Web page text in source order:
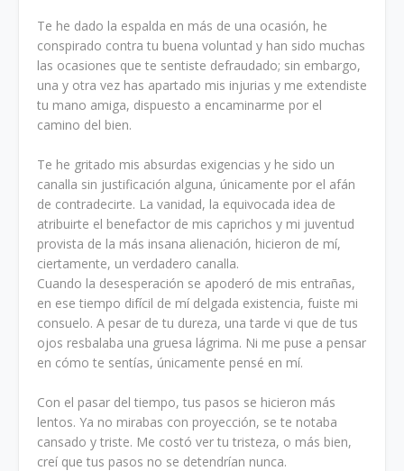
Te he dado la espalda en más de una ocasión, he
conspirado contra tu buena voluntad y han sido muchas
las ocasiones que te sentiste defraudado; sin embargo,
una y otra vez has apartado mis injurias y me extendiste
tu mano amiga, dispuesto a encaminarme por el
camino del bien.
Te he gritado mis absurdas exigencias y he sido un
canalla sin justificación alguna, únicamente por el afán
de contradecirte. La vanidad, la equivocada idea de
atribuirte el benefactor de mis caprichos y mi juventud
provista de la más insana alienación, hicieron de mí,
ciertamente, un verdadero canalla.
Cuando la desesperación se apoderó de mis entrañas,
en ese tiempo difícil de mí delgada existencia, fuiste mi
consuelo. A pesar de tu dureza, una tarde vi que de tus
ojos resbalaba una gruesa lágrima. Ni me puse a pensar
en cómo te sentías, únicamente pensé en mí.
Con el pasar del tiempo, tus pasos se hicieron más
lentos. Ya no mirabas con proyección, se te notaba
cansado y triste. Me costó ver tu tristeza, o más bien,
creí que tus pasos no se detendrían nunca.